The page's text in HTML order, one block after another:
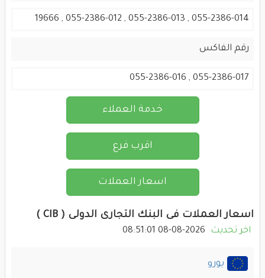
055-2386-014 , 055-2386-013 , 055-2386-012 , 19666
رقم الفاكس
055-2386-017 , 055-2386-016
خدمة العملاء
اقرب فرع
اسعار العملات
اسعار العملات فى البنك التجارى الدولى ( CIB )
اخر تحديث 2026-08-08 08:51:01
يورو